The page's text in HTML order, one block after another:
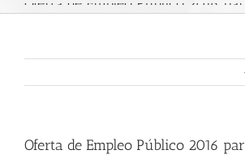
Oferta de Empleo Público 2016